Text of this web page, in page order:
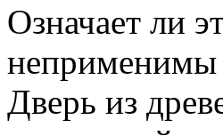
Означает ли
неприменимы
Дверь из